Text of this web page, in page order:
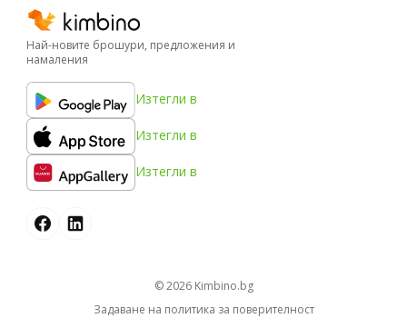
Най-новите брошури, предложения и
намаления
Изтегли в
Изтегли в
Изтегли в
© 2026 kimbino.bg
Задаване на политика за поверителност